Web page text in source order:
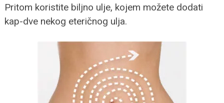
Pritom koristite biljno ulje, kojem možete dodati
kap-dve nekog eteričnog ulja.